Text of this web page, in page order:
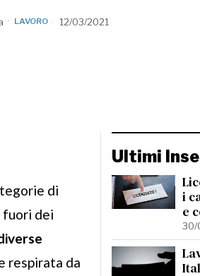
LAVORO 12/03/2021
di
fuori dei
respirata da
Ultimi
i
e
30/